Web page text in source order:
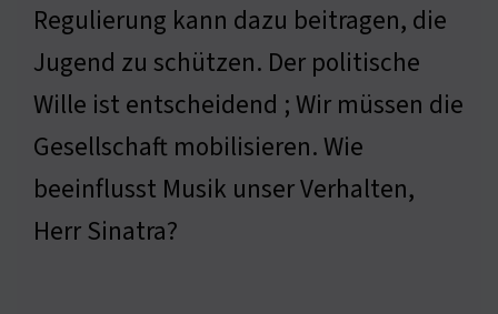
Regulierung kann dazu beitragen, die
Jugend zu schützen. Der politische
Wille ist entscheidend ; Wir müssen die
Gesellschaft mobilisieren. Wie
beeinflusst Musik unser Verhalten,
Herr Sinatra?